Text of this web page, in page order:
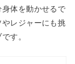
体を動かせるで
レジャーにも挑
す。